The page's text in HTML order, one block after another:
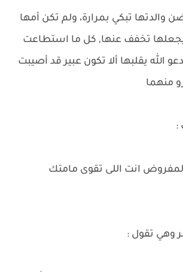
تبكي بمرارة، ولم تكن أمها
يجعلها تخفف عنها, كل ما استطاعت
الله يقلبها ألا تكون عبير قد أصيبت
منهما
:
انت اللى تقوى مامتك
وهي تقول :